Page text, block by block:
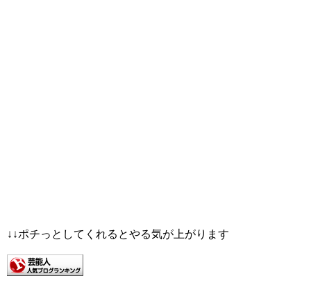
↓↓ポチっとしてくれるとやる気が上がります